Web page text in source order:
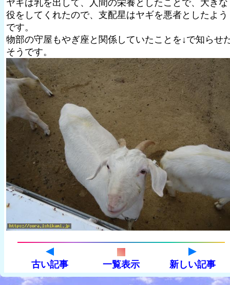
ヤギは乳を出して、人間の栄養としたことで、大きな
役をしてくれたので、支配星はヤギを悪者としたよう
です。
物部の守屋もやぎ座と関係していたことを↓で知らせ
そうです。
古い記事 一覧表示 新しい記事